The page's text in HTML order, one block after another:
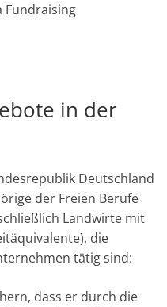
Fundraising
in der
Deutschland
der Freien Berufe
Landwirte mit
die
tätig sind:
dass er durch die